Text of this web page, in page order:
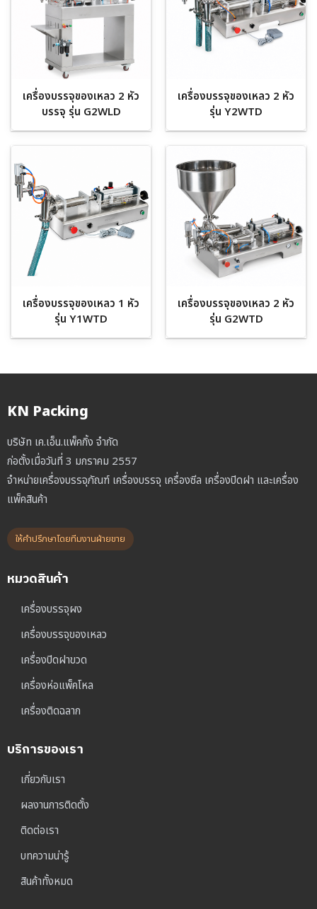
เครื่องบรรจุของเหลว 2 หัว
บรรจุ รุ่น G2WLD
เครื่องบรรจุของเหลว 2 หัว
รุ่น Y2WTD
เครื่องบรรจุของเหลว 1 หัว
รุ่น Y1WTD
เครื่องบรรจุของเหลว 2 หัว
รุ่น G2WTD
KN Packing
บริษัท เค.เอ็น.แพ็คกิ้ง จำกัด
ก่อตั้งเมื่อวันที่ 3 มกราคม 2557
จำหน่ายเครื่องบรรจุภัณฑ์ เครื่องบรรจุ เครื่องซีล เครื่องปิดฝา และเครื่อง
แพ็คสินค้า
ให้คำปรึกษาโดยทีมงานฝ่ายขาย
หมวดสินค้า
เครื่องบรรจุผง
เครื่องบรรจุของเหลว
เครื่องปิดฝาขวด
เครื่องห่อแพ็คโหล
เครื่องติดฉลาก
บริการของเรา
เกี่ยวกับเรา
ผลงานการติดตั้ง
ติดต่อเรา
บทความน่ารู้
สินค้าทั้งหมด